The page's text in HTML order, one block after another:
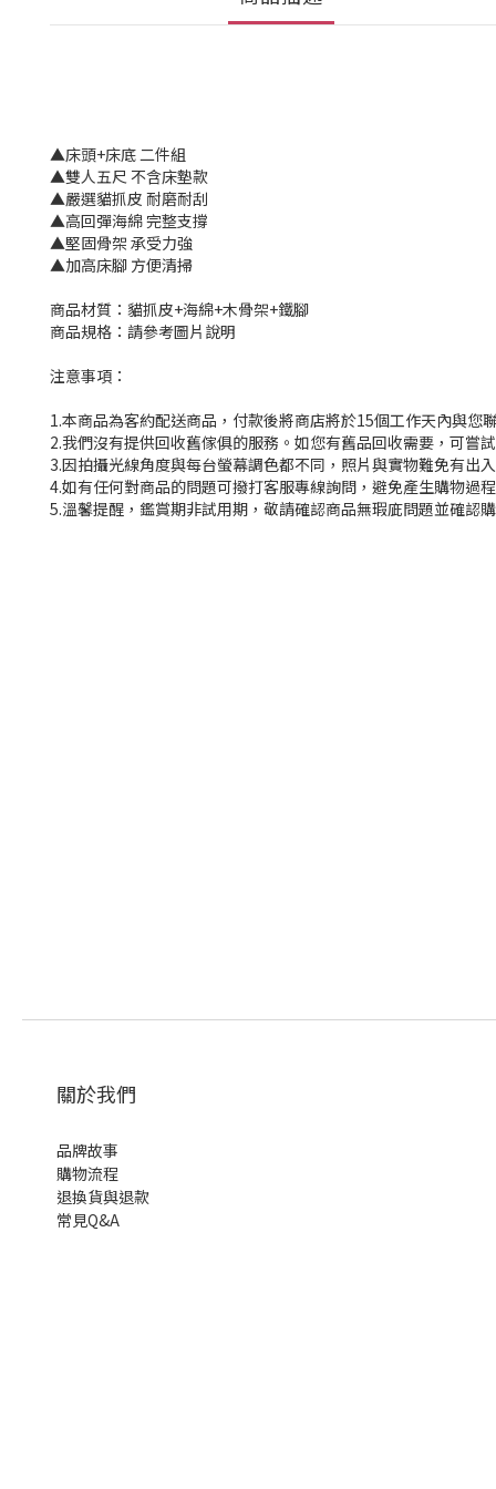
▲床頭+床底 二件組
▲雙人五尺 不含床墊款
▲嚴選貓抓皮 耐磨耐刮
▲高回彈海綿 完整支撐
▲堅固骨架 承受力強
▲加高床腳 方便清掃
商品材質：貓抓皮+海綿+木骨架+鐵腳
商品規格：請參考圖片說明
注意事項：
1.本商品為客約配送商品，付款後將商店將於15個工作天內與
2.我們沒有提供回收舊傢俱的服務。如您有舊品回收需要，可
3.因拍攝光線角度與每台螢幕調色都不同，照片與實物難免有出
4.如有任何對商品的問題可撥打客服專線詢問，避免產生購物過
5.溫馨提醒，鑑賞期非試用期，敬請確認商品無瑕庛問題並確認
關於我們
品牌故事
購物流程
退換貨與退款
常見Q&A